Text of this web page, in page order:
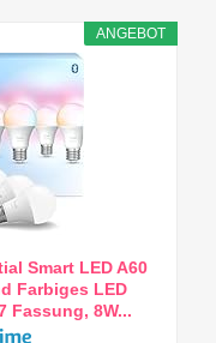
ANGEBOT
Smart LED A60
Farbiges LED
Fassung, 8W...